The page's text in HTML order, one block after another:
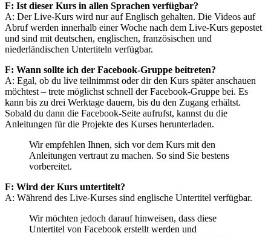
F: Ist dieser Kurs in allen Sprachen verfügbar?
A: Der Live-Kurs wird nur auf Englisch gehalten. Die Videos auf
Abruf werden innerhalb einer Woche nach dem Live-Kurs gepostet
und sind mit deutschen, englischen, französischen und
niederländischen Untertiteln verfügbar.
F: Wann sollte ich der Facebook-Gruppe beitreten?
A: Egal, ob du live teilnimmst oder dir den Kurs später anschauen
möchtest – trete möglichst schnell der Facebook-Gruppe bei. Es
kann bis zu drei Werktage dauern, bis du den Zugang erhältst.
Sobald du dann die Facebook-Seite aufrufst, kannst du die
Anleitungen für die Projekte des Kurses herunterladen.
Wir empfehlen Ihnen, sich vor dem Kurs mit den
Anleitungen vertraut zu machen. So sind Sie bestens
vorbereitet.
F: Wird der Kurs untertitelt?
A: Während des Live-Kurses sind englische Untertitel verfügbar.
Wir möchten jedoch darauf hinweisen, dass diese
Untertitel von Facebook erstellt werden und